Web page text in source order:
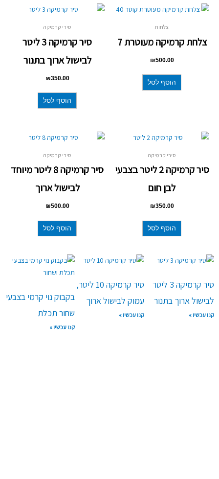
צלחות
צלחת קרמיקה מעוטרת 7
₪500.00
הוסף לסל
סירי קרמיקה
סיר קרמיקה 3 ליטר
לבישול ארוך בתנור
₪350.00
הוסף לסל
סירי קרמיקה
סיר קרמיקה 2 ליטר בצבעי
לבן חום
₪350.00
הוסף לסל
סירי קרמיקה
סיר קרמיקה 8 ליטר מיוחד
לבישול ארוך
₪500.00
הוסף לסל
סיר קרמיקה 3 ליטר
לבישול ארוך בתנור
קנו עכשיו »
סיר קרמיקה 10 ליטר,
עמוק לבישול ארוך
קנו עכשיו »
בקבוק נוי קרמי בצבעי
שחור תכלת
קנו עכשיו »